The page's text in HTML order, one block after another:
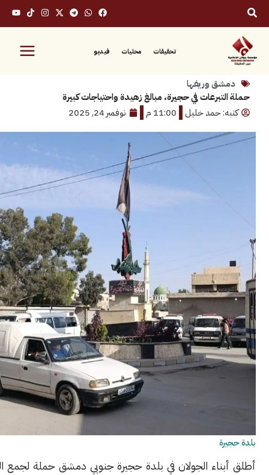
محليات فيديو
وريفها
في حجيرة، مبالغ زهيدة واحتياجات كبيرة
حمد خليل
11:00 م نوفمبر 24, 2025
الجولان في بلدة حجيرة جنوبي دمشق حملة لجمع التبرعات من